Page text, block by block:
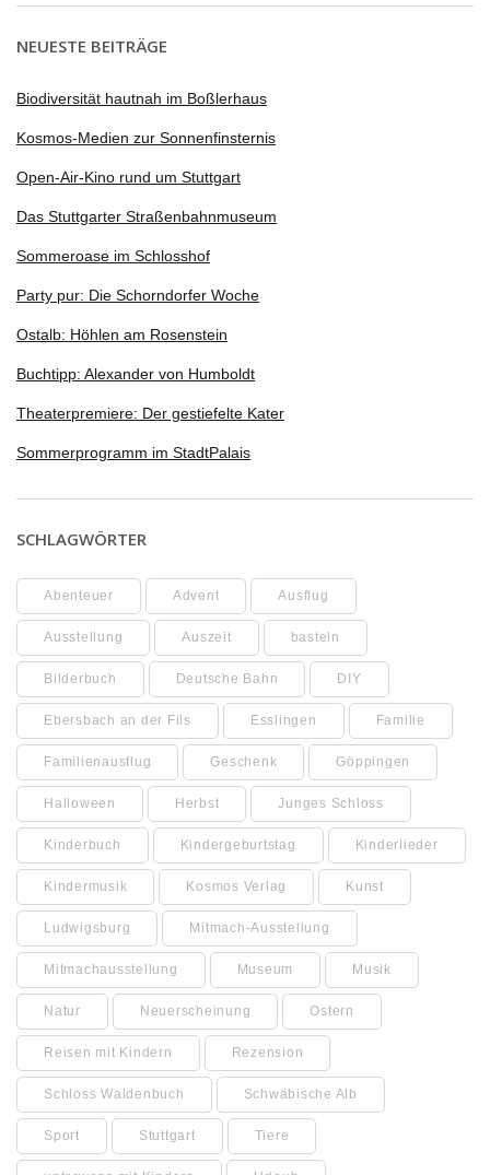
NEUESTE BEITRÄGE
Biodiversität hautnah im Boßlerhaus
Kosmos-Medien zur Sonnenfinsternis
Open-Air-Kino rund um Stuttgart
Das Stuttgarter Straßenbahnmuseum
Sommeroase im Schlosshof
Party pur: Die Schorndorfer Woche
Ostalb: Höhlen am Rosenstein
Buchtipp: Alexander von Humboldt
Theaterpremiere: Der gestiefelte Kater
Sommerprogramm im StadtPalais
SCHLAGWÖRTER
Abenteuer Advent Ausflug
Ausstellung Auszeit basteln
Bilderbuch Deutsche Bahn DIY
Ebersbach an der Fils Esslingen Familie
Familienausflug Geschenk Göppingen
Halloween Herbst Junges Schloss
Kinderbuch Kindergeburtstag Kinderlieder
Kindermusik Kosmos Verlag Kunst
Ludwigsburg Mitmach-Ausstellung
Mitmachausstellung Museum Musik
Natur Neuerscheinung Ostern
Reisen mit Kindern Rezension
Schloss Waldenbuch Schwäbische Alb
Sport Stuttgart Tiere